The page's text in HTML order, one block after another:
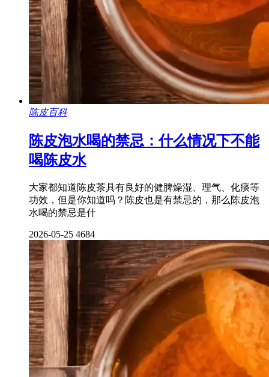
陈皮百科
陈皮泡水喝的禁忌：什么情况下不能
喝陈皮水
大家都知道陈皮茶具有良好的健脾燥湿、理气、化痰等
功效，但是你知道吗？陈皮也是有禁忌的，那么陈皮泡
水喝的禁忌是什
2026-05-25 4684